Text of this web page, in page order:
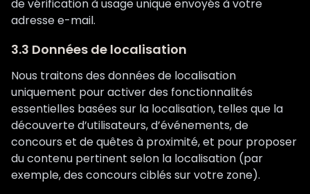
de vérification à usage unique envoyés à votre
adresse e-mail.
3.3 Données de localisation
Nous traitons des données de localisation
uniquement pour activer des fonctionnalités
essentielles basées sur la localisation, telles que la
découverte d’utilisateurs, d’événements, de
concours et de quêtes à proximité, et pour proposer
du contenu pertinent selon la localisation (par
exemple, des concours ciblés sur votre zone).